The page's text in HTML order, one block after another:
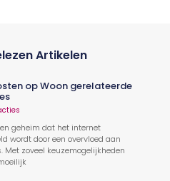
Artikelen
op Woon gerelateerde
geheim dat het internet
wordt door een overvloed aan
Met zoveel keuzemogelijkheden